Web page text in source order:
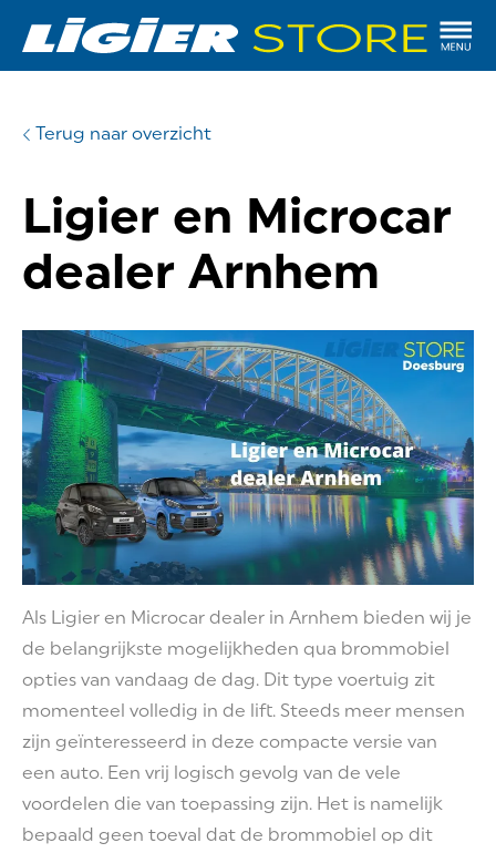
Terug naar overzicht
Ligier en Microcar
dealer Arnhem
Als Ligier en Microcar dealer in Arnhem bieden wij je
de belangrijkste mogelijkheden qua brommobiel
opties van vandaag de dag. Dit type voertuig zit
momenteel volledig in de lift. Steeds meer mensen
zijn geïnteresseerd in deze compacte versie van
een auto. Een vrij logisch gevolg van de vele
voordelen die van toepassing zijn. Het is namelijk
bepaald geen toeval dat de brommobiel op dit